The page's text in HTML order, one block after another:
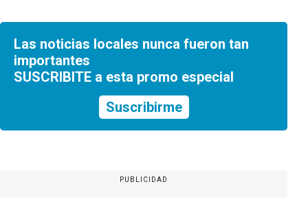
Las noticias locales nunca fueron tan
importantes
SUSCRIBITE a esta promo especial
Suscribirme
PUBLICIDAD